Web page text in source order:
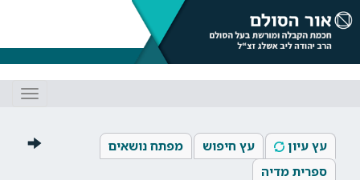
עץ עיון עץ חיפוש
מפתח נושאים
ספרית מדיה